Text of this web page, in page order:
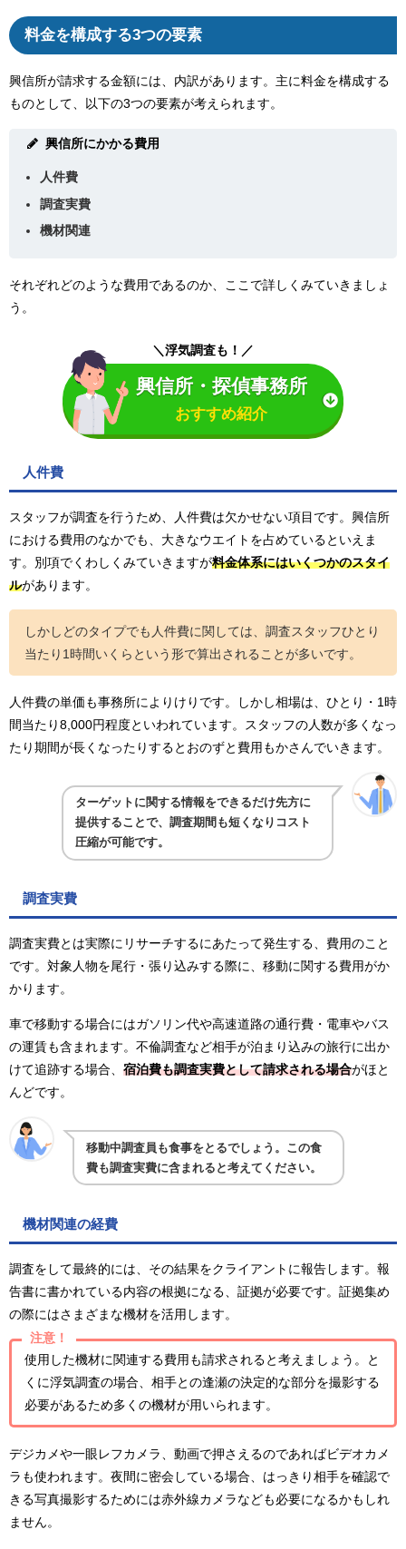
料金を構成する3つの要素
興信所が請求する金額には、内訳があります。主に料金を構成する
ものとして、以下の3つの要素が考えられます。
興信所にかかる費用
人件費
調査実費
機材関連
それぞれどのような費用であるのか、ここで詳しくみていきましょ
う。
＼浮気調査も！／
興信所・探偵事務所
おすすめ紹介
人件費
スタッフが調査を行うため、人件費は欠かせない項目です。興信所
における費用のなかでも、大きなウエイトを占めているといえま
す。別項でくわしくみていきますが料金体系にはいくつかのスタイ
ルがあります。
しかしどのタイプでも人件費に関しては、調査スタッフひとり
当たり1時間いくらという形で算出されることが多いです。
人件費の単価も事務所によりけりです。しかし相場は、ひとり・1時
間当たり8,000円程度といわれています。スタッフの人数が多くなっ
たり期間が長くなったりするとおのずと費用もかさんでいきます。
ターゲットに関する情報をできるだけ先方に
提供することで、調査期間も短くなりコスト
圧縮が可能です。
調査実費
調査実費とは実際にリサーチするにあたって発生する、費用のこと
です。対象人物を尾行・張り込みする際に、移動に関する費用がか
かります。
車で移動する場合にはガソリン代や高速道路の通行費・電車やバス
の運賃も含まれます。不倫調査など相手が泊まり込みの旅行に出か
けて追跡する場合、 宿泊費も調査実費として請求される場合がほと
んどです。
移動中調査員も食事をとるでしょう。この食
費も調査実費に含まれると考えてください。
機材関連の経費
調査をして最終的には、その結果をクライアントに報告します。報
告書に書かれている内容の根拠になる、証拠が必要です。証拠集め
の際にはさまざまな機材を活用します。
注意！
使用した機材に関連する費用も請求されると考えましょう。と
くに浮気調査の場合、相手との逢瀬の決定的な部分を撮影する
必要があるため多くの機材が用いられます。
デジカメや一眼レフカメラ、動画で押さえるのであればビデオカメ
ラも使われます。夜間に密会している場合、はっきり相手を確認で
きる写真撮影するためには赤外線カメラなども必要になるかもしれ
ません。